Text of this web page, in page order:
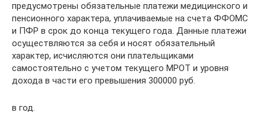
предусмотрены обязательные платежи медицинского и
пенсионного характера, уплачиваемые на счета ФФОМС
и ПФР в срок до конца текущего года. Данные платежи
осуществляются за себя и носят обязательный
характер, исчисляются они плательщиками
самостоятельно с учетом текущего МРОТ и уровня
дохода в части его превышения 300000 руб.
в год.